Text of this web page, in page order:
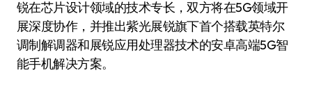
锐在芯片设计领域的技术专长，双方将在5G领域开
展深度协作，并推出紫光展锐旗下首个搭载英特尔
调制解调器和展锐应用处理器技术的安卓高端5G智
能手机解决方案。